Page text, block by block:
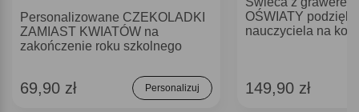
Personalizowane CZEKOLADKI
ZAMIAST KWIATÓW na
zakończenie roku szkolnego
69,90 zł Personalizuj
OŚWIATY
nauczyciela na
149,90 zł